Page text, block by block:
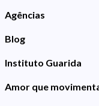
Agências
Blog
Instituto Guarida
Amor que